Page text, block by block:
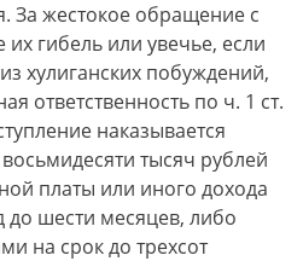
За жестокое обращение с
гибель или увечье, если
хулиганских побуждений,
ответственность по ч. 1 ст.
наказывается
тысяч рублей
платы или иного дохода
до шести месяцев, либо
на срок до трехсот